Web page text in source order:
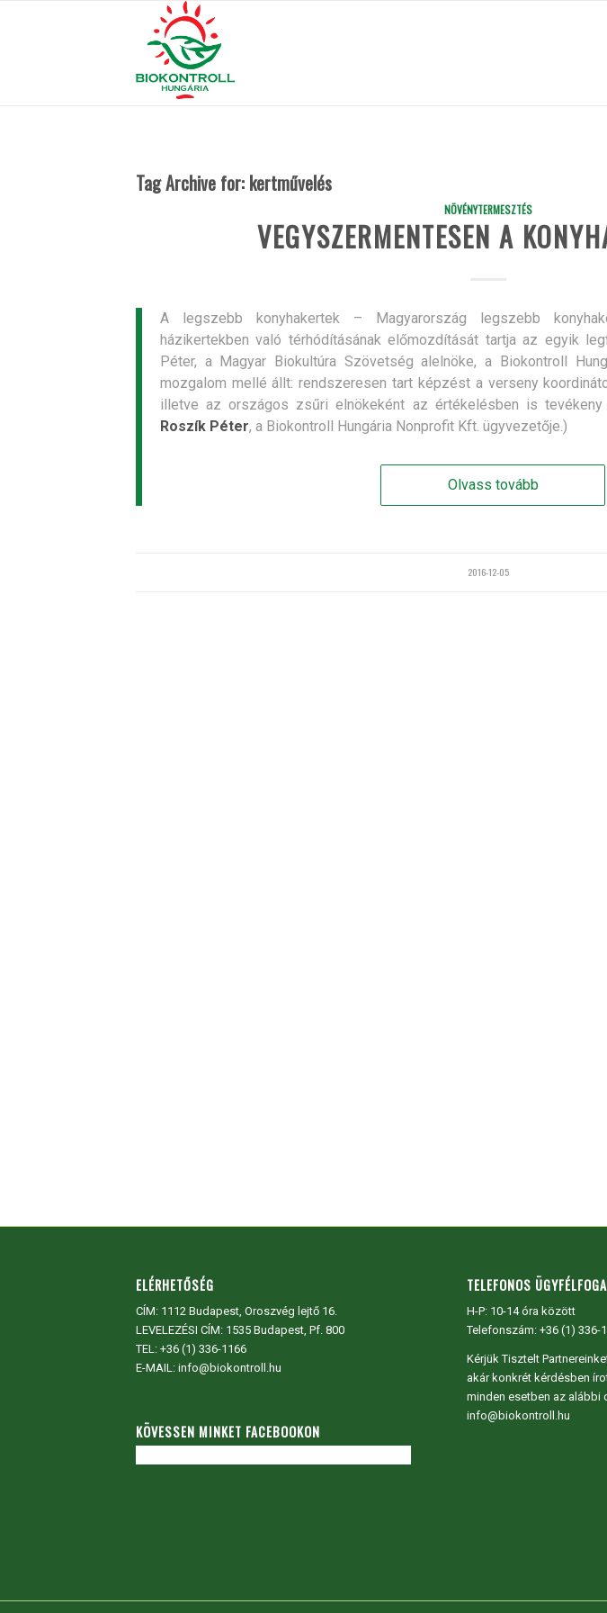
Tag Archive for: kertművelés
NÖVÉNYTERMESZTÉS
VEGYSZERMENTESEN A
A legszebb konyhakertek – Magyarország legszebb
házikertekben való térhódításának előmozdítását tartja az egyik
Péter, a Magyar Biokultúra Szövetség alelnöke, a Biokontroll
mozgalom mellé állt: rendszeresen tart képzést a verseny
illetve az országos zsűri elnökeként az értékelésben is
Roszík Péter, a Biokontroll Hungária Nonprofit Kft. ügyvezetője.)
Olvass tovább
2016-12-05
ELÉRHETŐSÉG
CÍM: 1112 Budapest, Oroszvég lejtő 16.
LEVELEZÉSI CÍM: 1535 Budapest, Pf. 800
TEL: +36 (1) 336-1166
E-MAIL: info@biokontroll.hu
KÖVESSEN MINKET FACEBOOKON
TELEFONOS
H-P: 10-14 óra között
Telefonszám: +36 (1) 336-
Kérjük Tisztelt
akár konkrét kérdésben
minden esetben az alábbi
info@biokontroll.hu